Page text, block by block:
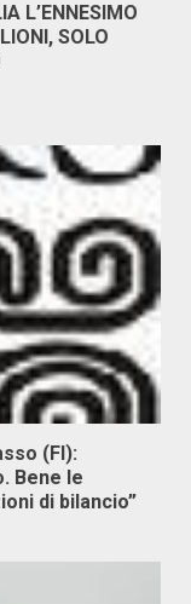
L’ENNESIMO
SOLO
(FI):
Bene le
di bilancio”